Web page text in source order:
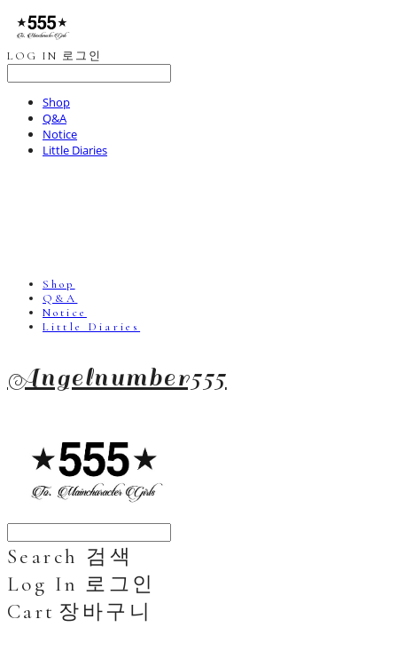
LOG IN 로그인
Shop
Q&A
Notice
Little Diaries
Shop
Q&A
Notice
Little Diaries
Angelnumber555
Search 검색
Log In 로그인
Cart 장바구니